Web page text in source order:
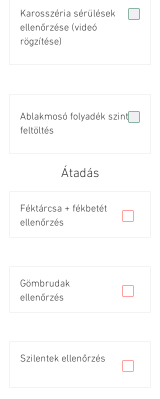
Karosszéria sérülések
ellenőrzése (videó
rögzítése)
Ablakmosó folyadék szint
feltöltés
Átadás
Féktárcsa + fékbetét
ellenőrzés
Gömbrudak
ellenőrzés
Szilentek ellenőrzés